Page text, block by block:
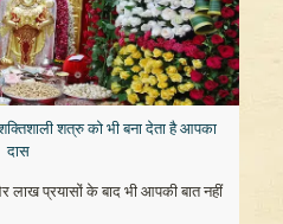
शत्रु को भी बना देता है आपका
दास
प्रयासों के बाद भी आपकी बात नहीं